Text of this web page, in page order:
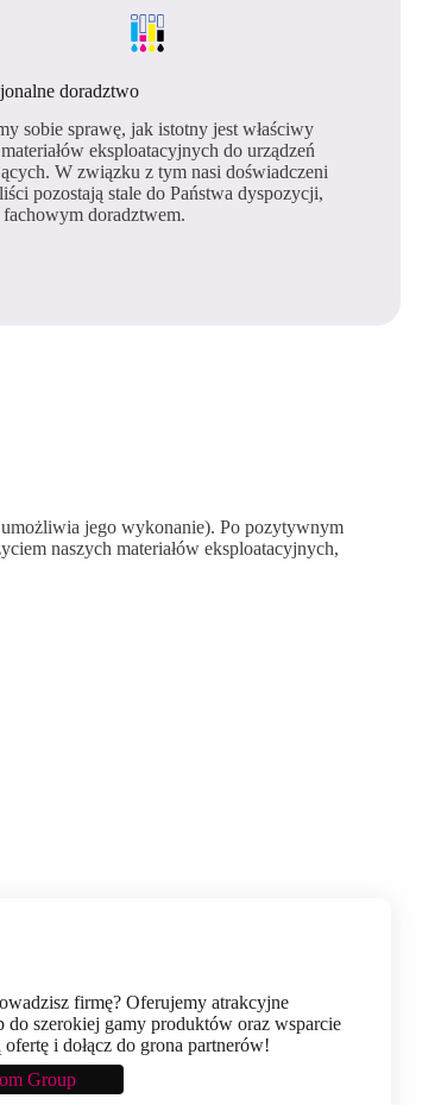
doradztwo
sobie sprawę, jak istotny jest właściwy
eksploatacyjnych do urządzeń
W związku z tym nasi doświadczeni
pozostają stale do Państwa dyspozycji,
fachowym doradztwem.
jego wykonanie). Po pozytywnym
naszych materiałów eksploatacyjnych,
firmę? Oferujemy atrakcyjne
do szerokiej gamy produktów oraz wsparcie
i dołącz do grona partnerów!
Group